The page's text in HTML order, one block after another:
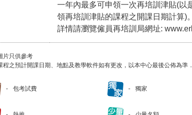
一年內最多可申領一次再培訓津貼(以
領再培訓津貼的課程之開課日期計算)
詳情請瀏覽僱員再培訓局網址:
片只供參考
程之預計開課日期、地點及教學軟件如有更改，以本中心最後公佈為準．
包考試費 獨家